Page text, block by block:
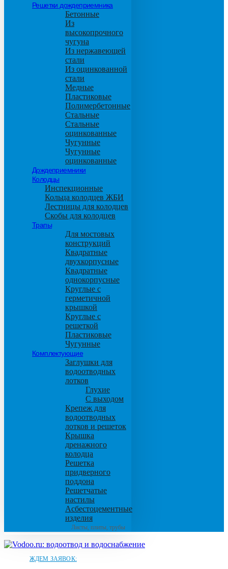
Решетки дождеприемника
Бетонные
Из
высокопрочного
чугуна
Из нержавеющей
стали
Из оцинкованной
стали
Медные
Пластиковые
Полимербетонные
Стальные
Стальные
оцинкованные
Чугунные
Чугунные
оцинкованные
Дождеприемники
Колодцы
Инспекционные
Кольца колодцев ЖБИ
Лестницы для колодцев
Скобы для колодцев
Трапы
Для мостовых
конструкций
Квадратные
двухкорпусные
Квадратные
однокорпусные
Круглые с
герметичной
крышкой
Круглые с
решеткой
Пластиковые
Чугунные
Комплектующие
Заглушки для
водоотводных
лотков
Глухие
С выходом
Крепеж для
водоотводных
лотков и решеток
Крышка
дренажного
колодца
Решетка
придверного
поддона
Решетчатые
настилы
Асбестоцементные
изделия
Листы, плиты, трубы
ЖДЕМ ЗАЯВОК: